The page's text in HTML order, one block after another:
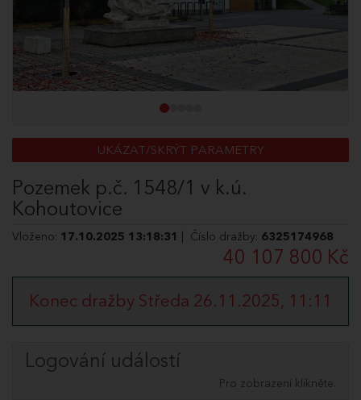
UKÁZAT/SKRÝT PARAMETRY
Pozemek p.č. 1548/1 v k.ú.
Kohoutovice
Vloženo: 17.10.2025 13:18:31 | Číslo dražby: 6325174968
40 107 800 Kč
Konec dražby Středa 26.11.2025, 11:11
Logování událostí
Pro zobrazení klikněte.